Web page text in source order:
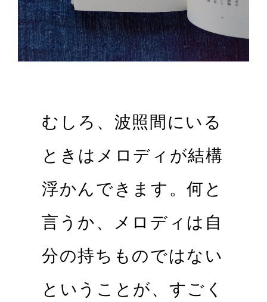
むしろ、波照間にいる
ときはメロディが結構
浮かんできます。何と
言うか、メロディは自
分の持ちものではない
ということが、すごく